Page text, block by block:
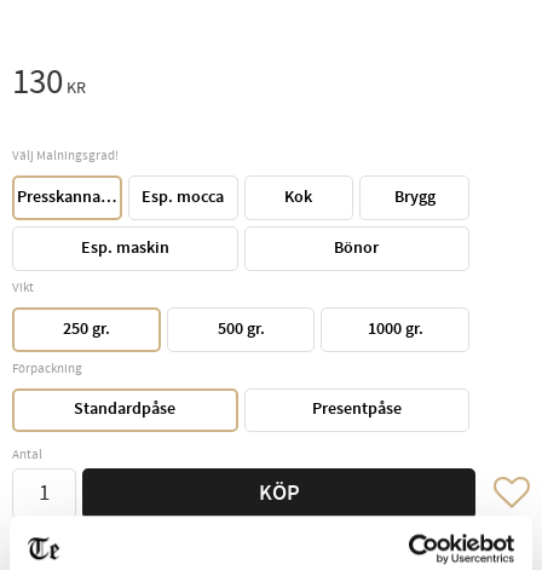
130 KR
Välj Malningsgrad!
Presskanna/PerkulatorEsp. mocca Kok Brygg
Esp. maskin Bönor
Vikt
250 gr. 500 gr. 1000 gr.
Förpackning
Standardpåse Presentpåse
Antal
KÖP Lägg